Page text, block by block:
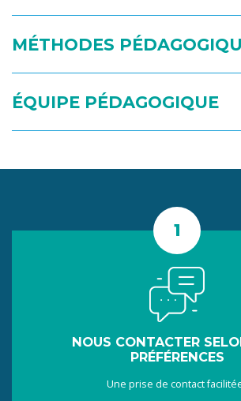
MÉTHODES
ÉQUIPE PÉDAGOGIQUE
NOUS CONTACTER
PRÉFÉRENCES
Une prise de contact